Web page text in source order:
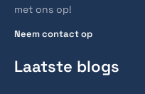
met ons op!
Neem contact op
Laatste blogs